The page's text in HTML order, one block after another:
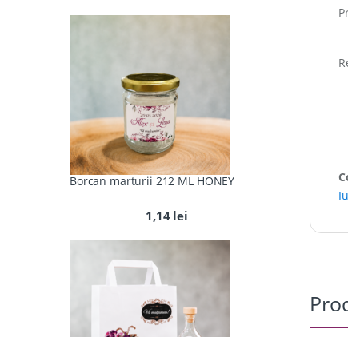
Borcan marturii 212 ML HONEY
1,14 lei